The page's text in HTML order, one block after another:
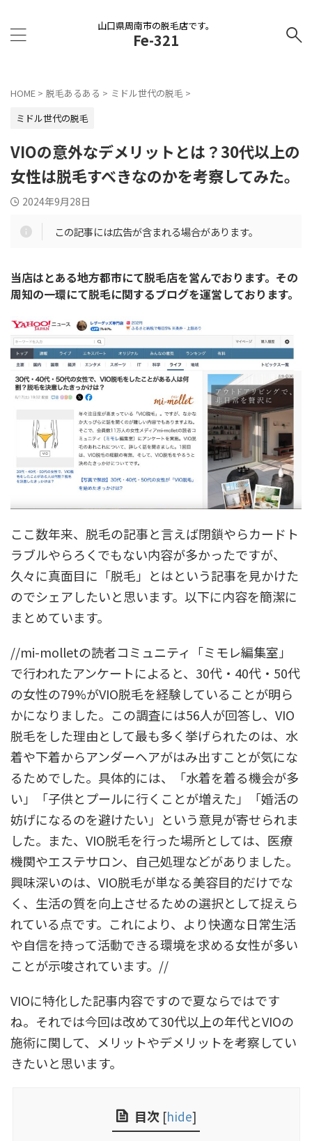
山口県周南市の脱毛店です。
Fe-321
HOME > 脱毛あるある > ミドル世代の脱毛 >
ミドル世代の脱毛
VIOの意外なデメリットとは？30代以上の
女性は脱毛すべきなのかを考察してみた。
2024年9月28日
この記事には広告が含まれる場合があります。
当店はとある地方都市にて脱毛店を営んでおります。その
周知の一環にて脱毛に関するブログを運営しております。
ここ数年来、脱毛の記事と言えば閉鎖やらカードト
ラブルやらろくでもない内容が多かったですが、
久々に真面目に「脱毛」とはという記事を見かけた
のでシェアしたいと思います。以下に内容を簡潔に
まとめています。
//mi-molletの読者コミュニティ「ミモレ編集室」
で行われたアンケートによると、30代・40代・50代
の女性の79%がVIO脱毛を経験していることが明ら
かになりました。この調査には56人が回答し、VIO
脱毛をした理由として最も多く挙げられたのは、水
着や下着からアンダーヘアがはみ出すことが気にな
るためでした。具体的には、「水着を着る機会が多
い」「子供とプールに行くことが増えた」「婚活の
妨げになるのを避けたい」という意見が寄せられま
した。また、VIO脱毛を行った場所としては、医療
機関やエステサロン、自己処理などがありました。
興味深いのは、VIO脱毛が単なる美容目的だけでな
く、生活の質を向上させるための選択として捉えら
れている点です。これにより、より快適な日常生活
や自信を持って活動できる環境を求める女性が多い
ことが示唆されています。//
VIOに特化した記事内容ですので夏ならではです
ね。それでは今回は改めて30代以上の年代とVIOの
施術に関して、メリットやデメリットを考察してい
きたいと思います。
目次 [hide]